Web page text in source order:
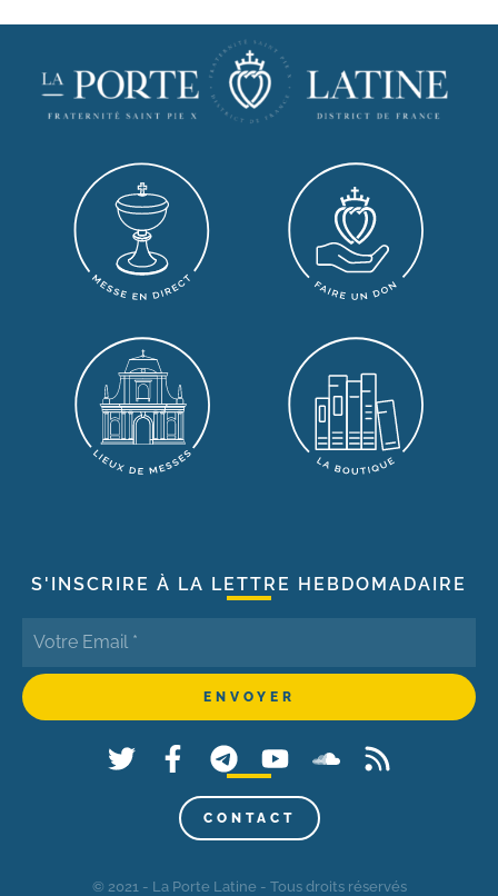
S'INSCRIRE À LA LETTRE HEBDOMADAIRE
CONTACT
© 2021 - La Porte Latine - Tous droits réservés